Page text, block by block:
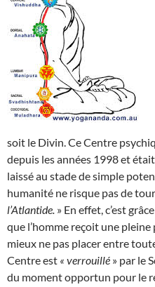
soit le Divin. Ce Centre
depuis les années 1998 et
laissé au stade de simple
humanité ne risque pas de
l’Atlantide. » En effet, c’est
que l’homme reçoit une
mieux ne pas placer entre
Centre est « verrouillé » par le
du moment opportun pour le